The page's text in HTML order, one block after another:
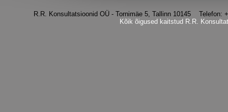
R.R. Konsultatsioonid OÜ - Tornimäe 5, Tallinn 10145
Kõik õigused kaitstud R.R.